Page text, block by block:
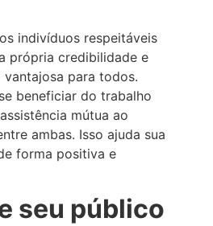
indivíduos respeitáveis
própria credibilidade e
para todos.
beneficiar do trabalho
mútua ao
ambas. Isso ajuda sua
forma positiva e
seu público